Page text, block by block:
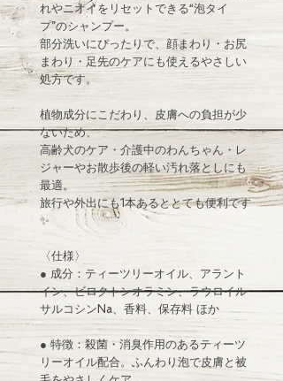
れやニオイをリセットできる“泡タイ
プ”のシャンプー。
部分洗いにぴったりで、顔まわり・お尻
まわり・足先のケアにも使えるやさしい
処方です。
植物成分にこだわり、皮膚への負担が少
ないため、
高齢犬のケア・介護中のわんちゃん・レ
ジャーやお散歩後の軽い汚れ落としにも
最適。
旅行や外出にも1本あるととても便利です
✨
〈仕様〉
● 成分：ティーツリーオイル、アラント
イン、ビロクトンオラミン、ラウロイル
サルコシンNa、香料、保存料 ほか
● 特徴：殺菌・消臭作用のあるティーツ
リーオイル配合。ふんわり泡で皮膚と被